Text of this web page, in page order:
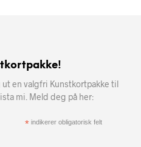
en valgfri Kunstkortpakke til
mi. Meld deg på her:
* indikerer obligatorisk felt